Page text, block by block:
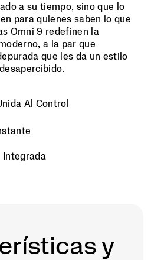
a su tiempo, sino que lo
para quienes saben lo que
Omni 9 redefinen la
a la par que
que les da un estilo
Al Control
Integrada
y